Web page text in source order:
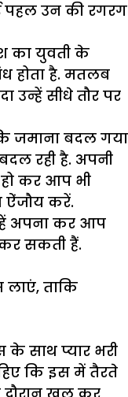
पहल उन की रगरग
का युवती के
होता है. मतलब
उन्हें सीधे तौर पर
जमाना बदल गया
रही है. अपनी
कर आप भी
करें.
अपना कर आप
सकती हैं.
ताकि
साथ प्यार भरी
कि इस में तैरते